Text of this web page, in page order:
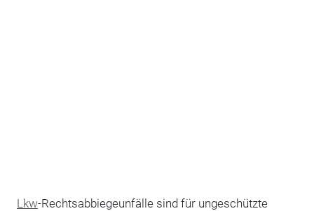
Lkw-Rechtsabbiegeunfälle sind für ungeschützte